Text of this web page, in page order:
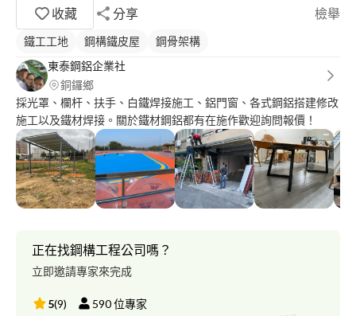
收藏
分享 檢舉
鐵工工地 鋼構鐵皮屋
鋼骨架構
東泰鋼鋁企業社
銅鑼鄉
採光罩、欄杆、扶手、白鐵焊接施工、鋁門窗、各式鋼鋁搭建修改
施工以及鐵材焊接。關於鐵材鋼鋁都有在施作歡迎詢問報價！
正在找鋼構工程公司嗎？
立即邀請專家來完成
5(9) 590位專家